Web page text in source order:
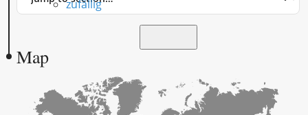
zufällig
Map